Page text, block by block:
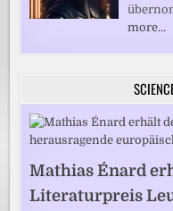
more…
Mathias Énard
Literaturpreis